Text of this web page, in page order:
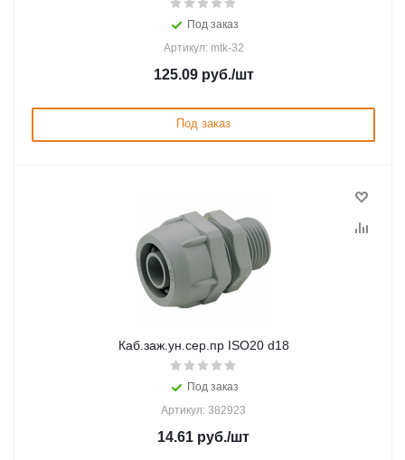
Под заказ
Артикул: mtk-32
125.09руб./шт
Под заказ
Каб.заж.ун.сер.пр ISO20 d18
Под заказ
Артикул: 382923
14.61 руб./шт